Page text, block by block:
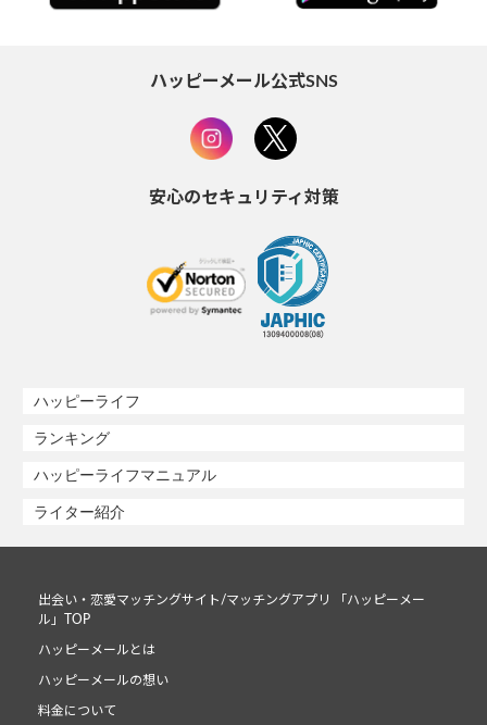
ハッピーメール公式SNS
安心のセキュリティ対策
ハッピーライフ
ランキング
ハッピーライフマニュアル
ライター紹介
出会い・恋愛マッチングサイト/マッチングアプリ 「ハッピーメー
ル」TOP
ハッピーメールとは
ハッピーメールの想い
料金について